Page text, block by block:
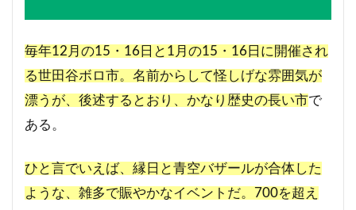
毎年12月の15・16日と1月の15・16日に開催され
る世田谷ボロ市。名前からして怪しげな雰囲気が
漂うが、後述するとおり、かなり歴史の長い市で
ある。
ひと言でいえば、縁日と青空バザールが合体した
ような、雑多で賑やかなイベントだ。700を超え